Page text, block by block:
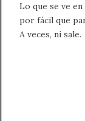
Lo que se ve
por fácil que
A veces, ni sale.